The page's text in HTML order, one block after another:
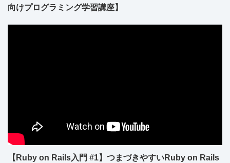
向けプログラミング学習講座】
【Ruby on Rails入門 #1】つまづきやすいRuby on Rails